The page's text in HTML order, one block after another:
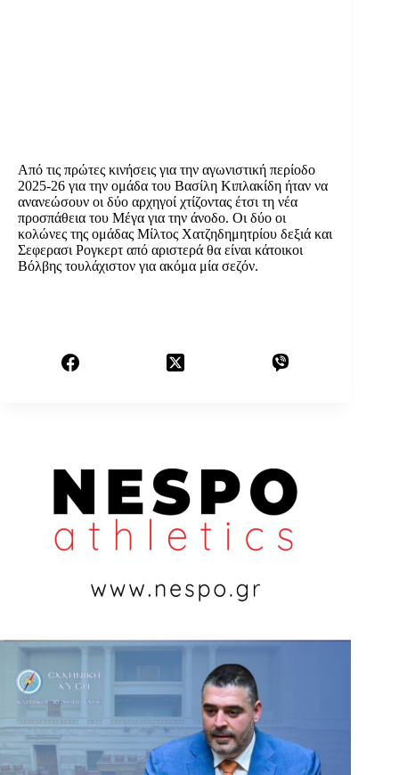
Από τις πρώτες κινήσεις για την αγωνιστική περίοδο
2025-26 για την ομάδα του Βασίλη Κιπλακίδη ήταν να
ανανεώσουν οι δύο αρχηγοί χτίζοντας έτσι τη νέα
προσπάθεια του Μέγα για την άνοδο. Οι δύο οι
κολώνες της ομάδας Μίλτος Χατζηδημητρίου δεξιά και
Σεφερασι Ρογκερτ από αριστερά θα είναι κάτοικοι
Βόλβης τουλάχιστον για ακόμα μία σεζόν.